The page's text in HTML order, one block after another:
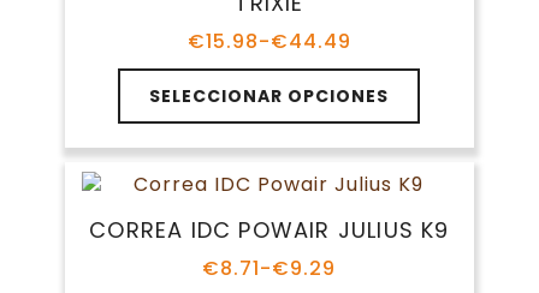
pueden
elegir
la
página
producto
€15.98-€44.49
Rango
de
precios:
desde
€15.98
hasta
€44.49
SELECCIONAR OPCIONES
Este
producto
tiene
múltiples
variantes.
opciones
CORREA IDC POWAIR JULIUS K9
€8.71-€9.29
Rango